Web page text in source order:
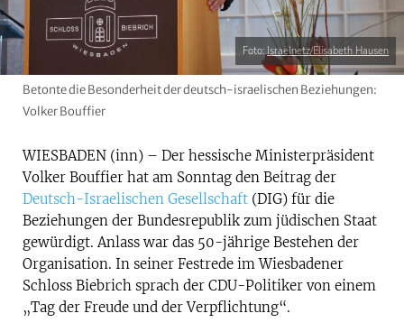
Foto:Israelnetz/Elisabeth Hausen
Betonte die Besonderheit der deutsch-israelischen Beziehungen:
Volker Bouffier
WIESBADEN (inn) – Der hessische Ministerpräsident
Volker Bouffier hat am Sonntag den Beitrag der
Deutsch-Israelischen Gesellschaft (DIG) für die
Beziehungen der Bundesrepublik zum jüdischen Staat
gewürdigt. Anlass war das 50-jährige Bestehen der
Organisation. In seiner Festrede im Wiesbadener
Schloss Biebrich sprach der CDU-Politiker von einem
„Tag der Freude und der Verpflichtung“.